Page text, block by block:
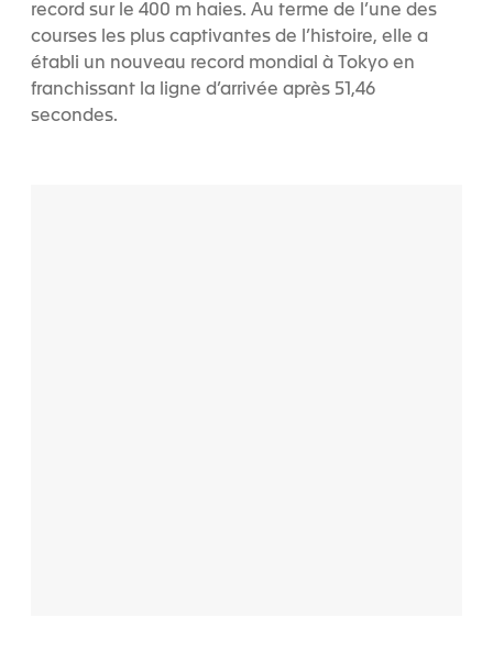
record sur le 400 m haies. Au terme de l’une des
courses les plus captivantes de l’histoire, elle a
établi un nouveau record mondial à Tokyo en
franchissant la ligne d’arrivée après 51,46
secondes.